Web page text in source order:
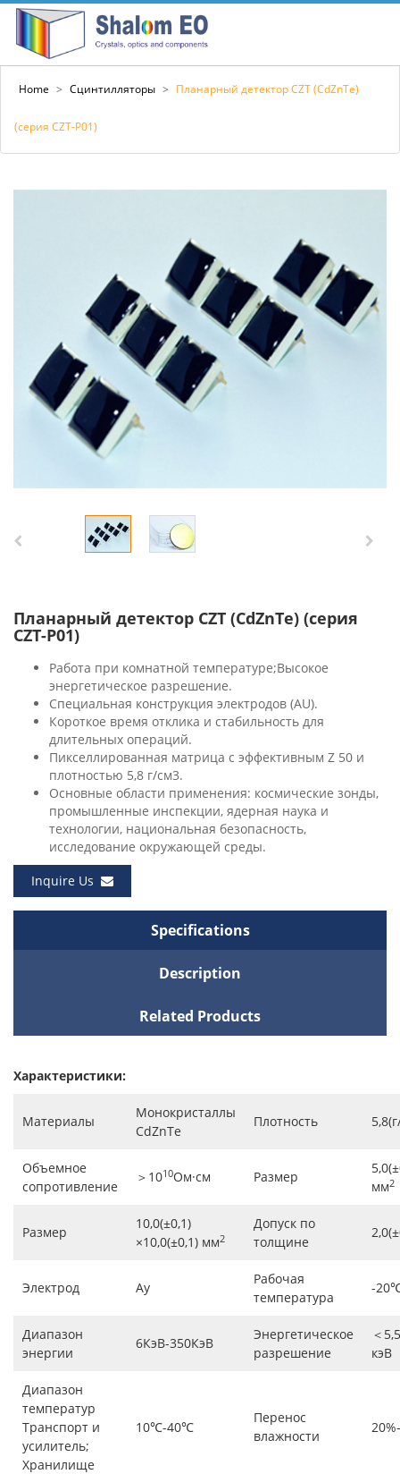
Home > Сцинтилляторы > Планарный детектор CZT (CdZnTe)
(серия CZT-P01)
Планарный детектор CZT (CdZnTe) (серия
CZT-P01)
Работа при комнатной температуре;Высокое
энергетическое разрешение.
Специальная конструкция электродов (AU).
Короткое время отклика и стабильность для
длительных операций.
Пикселлированная матрица с эффективным Z 50 и
плотностью 5,8 г/см3.
Основные области применения: космические зонды,
промышленные инспекции, ядерная наука и
технологии, национальная безопасность,
исследование окружающей среды.
Inquire Us
Specifications
Description
Related Products
Характеристики:
Материалы
Монокристаллы
CdZnTe
Плотность
Объемное
сопротивление
＞1010Ом·см Размер
мм2
Размер
10,0(±0,1)
×10,0(±0,1) мм2
Допуск по
толщине
Электрод Ау
Рабочая
температура
-
Диапазон
энергии
6КэВ-350КэВ
Энергетическое
разрешение
＜
кэВ
Диапазон
температур
Транспорт и
усилитель;
Хранилище
10℃-40℃
Перенос
влажности